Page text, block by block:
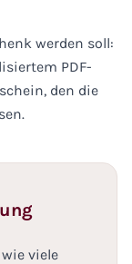
werden soll:
PDF-
den die
viele